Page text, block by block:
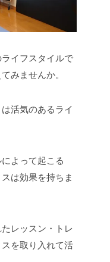
イフスタイルで
みませんか。
活気のあるライ
よって起こる
は効果を持ちま
レッスン・トレ
を取り入れて活